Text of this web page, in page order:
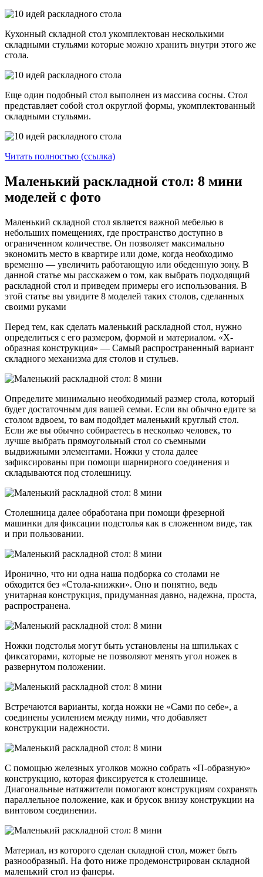
Кухонный складной стол укомплектован несколькими
складными стульями которые можно хранить внутри этого же
стола.
Еще один подобный стол выполнен из массива сосны. Стол
представляет собой стол округлой формы, укомплектованный
складными стульями.
Читать полностью (ссылка)
Маленький раскладной стол: 8 мини
моделей с фото
Маленький складной стол является важной мебелью в
небольших помещениях, где пространство доступно в
ограниченном количестве. Он позволяет максимально
экономить место в квартире или доме, когда необходимо
временно — увеличить работающую или обеденную зону. В
данной статье мы расскажем о том, как выбрать подходящий
раскладной стол и приведем примеры его использования. В
этой статье вы увидите 8 моделей таких столов, сделанных
своими руками
Перед тем, как сделать маленький раскладной стол, нужно
определиться с его размером, формой и материалом. «Х-
образная конструкция» — Самый распространенный вариант
складного механизма для столов и стульев.
Определите минимально необходимый размер стола, который
будет достаточным для вашей семьи. Если вы обычно едите за
столом вдвоем, то вам подойдет маленький круглый стол.
Если же вы обычно собираетесь в несколько человек, то
лучше выбрать прямоугольный стол со съемными
выдвижными элементами. Ножки у стола далее
зафиксированы при помощи шарнирного соединения и
складываются под столешницу.
Столешница далее обработана при помощи фрезерной
машинки для фиксации подстолья как в сложенном виде, так
и при пользовании.
Иронично, что ни одна наша подборка со столами не
обходится без «Стола-книжки». Оно и понятно, ведь
унитарная конструкция, придуманная давно, надежна, проста,
распространена.
Ножки подстолья могут быть установлены на шпильках с
фиксаторами, которые не позволяют менять угол ножек в
развернутом положении.
Встречаются варианты, когда ножки не «Сами по себе», а
соединены усилением между ними, что добавляет
конструкции надежности.
С помощью железных уголков можно собрать «П-образную»
конструкцию, которая фиксируется к столешнице.
Диагональные натяжители помогают конструкциям сохранять
параллельное положение, как и брусок внизу конструкции на
винтовом соединении.
Материал, из которого сделан складной стол, может быть
разнообразный. На фото ниже продемонстрирован складной
маленький стол из фанеры.